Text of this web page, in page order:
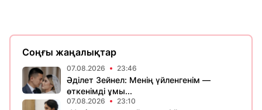
Соңғы жаңалықтар
07.08.2026 23:46
Әділет Зейнел: Менің үйленгенім —
өткенімді ұмы...
07.08.2026 23:10